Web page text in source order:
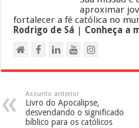
aproximar
fortalecer a fé católica no
Rodrigo de Sá
Conheça a
Assunto anterior
Livro do Apocalipse,
desvendando o significado
bíblico para os católicos